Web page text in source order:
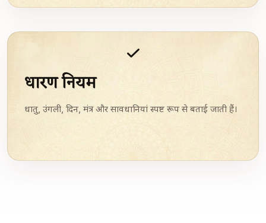
धारण नियम
धातु, उंगली, दिन, मंत्र और सावधानियां स्पष्ट रूप से बताई जाती हैं।